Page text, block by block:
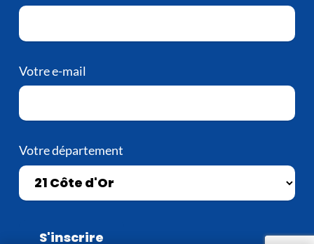
Votre e-mail
Votre département